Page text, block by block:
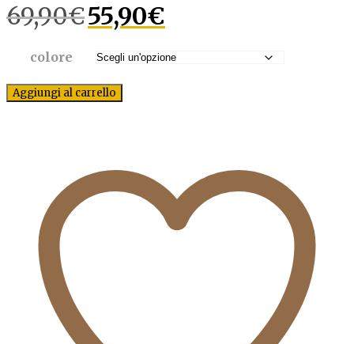
69,90€ Il
prezzo
era:
55,90€
è:
colore
Aggiungi al carrello